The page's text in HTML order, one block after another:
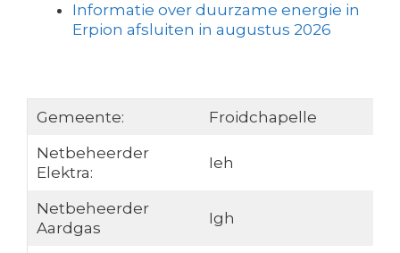
Informatie over duurzame energie in
Erpion afsluiten in augustus 2026
Gemeente:
Froidchapelle
Netbeheerder
Elektra:
Ieh
Netbeheerder
Aardgas
Igh